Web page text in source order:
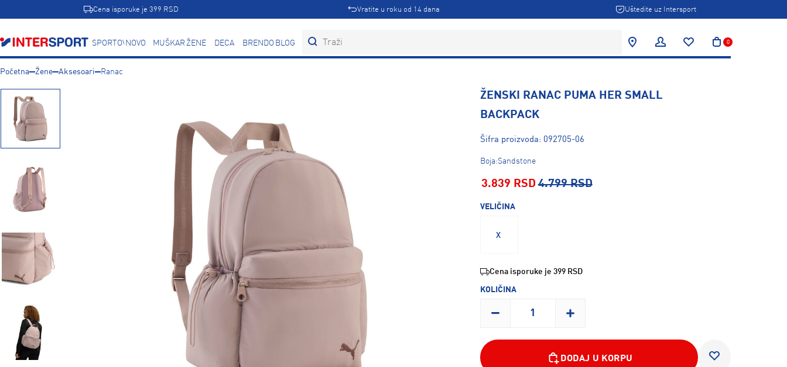
Cena isporuke je 399 RSD Vratite u roku od 14 dana Uštedite uz Intersport
SPORTOVINOVO MUŠKARCIŽENE DECA BRENDOVIBLOG 0
Početna Žene Aksesoari Ranac
ŽENSKI RANAC PUMA HER SMALL
BACKPACK
Šifra proizvoda: 092705-06
Boja:Sandstone
3.839 RSD 4.799 RSD
VELIČINA
X
Cena isporuke je 399 RSD
KOLIČINA
DODAJ U KORPU